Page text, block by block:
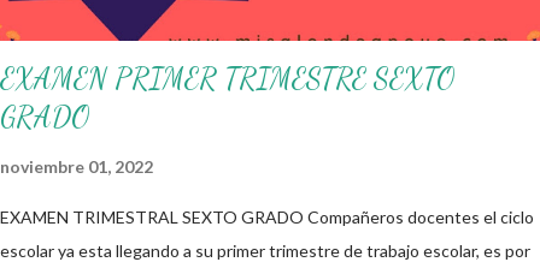
identificadas. Compañeros docentes en est...
EXAMEN PRIMER TRIMESTRE SEXTO
GRADO
noviembre 01, 2022
EXAMEN TRIMESTRAL SEXTO GRADO Compañeros docentes el ciclo
escolar ya esta llegando a su primer trimestre de trabajo escolar, es por